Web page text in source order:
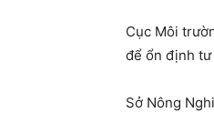
Cục Môi
để ổn định tư
Sở Nông